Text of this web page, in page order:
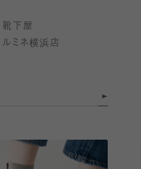
靴下屋
ルミネ横浜店